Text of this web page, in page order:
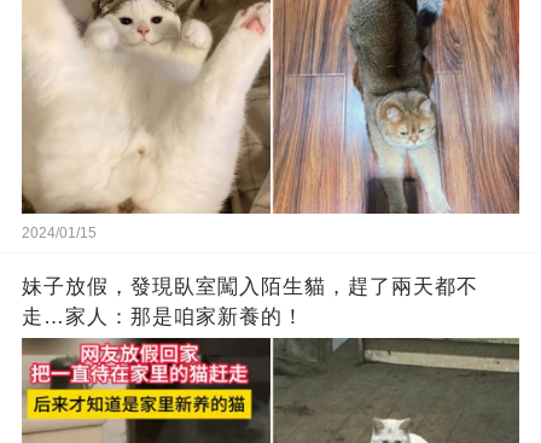
2024/01/15
妹子放假，發現臥室闖入陌生貓，趕了兩天都不
走…家人：那是咱家新養的！